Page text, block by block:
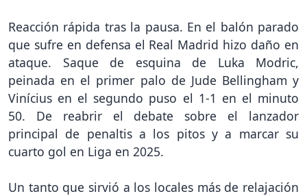
Reacción rápida tras la pausa. En el balón parado
que sufre en defensa el Real Madrid hizo daño en
ataque. Saque de esquina de Luka Modric,
peinada en el primer palo de Jude Bellingham y
Vinícius en el segundo puso el 1-1 en el minuto
50. De reabrir el debate sobre el lanzador
principal de penaltis a los pitos y a marcar su
cuarto gol en Liga en 2025.
Un tanto que sirvió a los locales más de relajación